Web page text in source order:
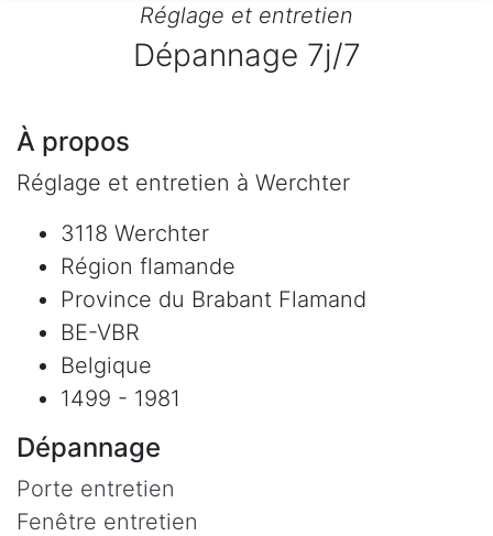
Réglage et entretien
Dépannage 7j/7
À propos
Réglage et entretien à Werchter
3118 Werchter
Région flamande
Province du Brabant Flamand
BE-VBR
Belgique
1499 - 1981
Dépannage
Porte entretien
Fenêtre entretien